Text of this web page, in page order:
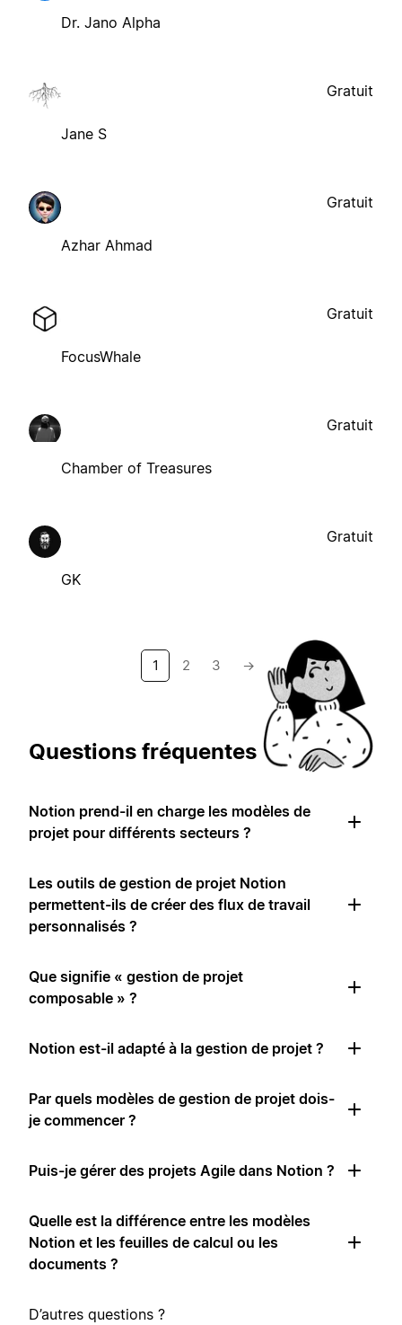
Dr. Jano Alpha
Jane S
Gratuit
Azhar Ahmad
Gratuit
FocusWhale
Gratuit
Chamber of Treasures
Gratuit
GK
Gratuit
1 2 3 →
Questions fréquentes
Notion prend-il en charge les modèles de
projet pour différents secteurs ?
Les outils de gestion de projet Notion
permettent-ils de créer des flux de travail
personnalisés ?
Que signifie « gestion de projet
composable » ?
Notion est-il adapté à la gestion de projet ?
Par quels modèles de gestion de projet dois-
je commencer ?
Puis-je gérer des projets Agile dans Notion ?
Quelle est la différence entre les modèles
Notion et les feuilles de calcul ou les
documents ?
D’autres questions ?